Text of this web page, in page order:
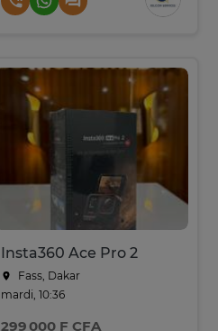
Insta360 Ace Pro 2
Fass, Dakar
mardi, 10:36
299 000 F CFA